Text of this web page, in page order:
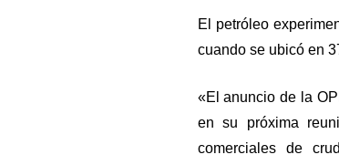
El petróleo
cuando se ubicó en
«El anuncio de la
en su próxima
comerciales de